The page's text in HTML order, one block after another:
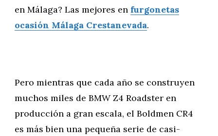
en Málaga? Las mejores en furgonetas
ocasión Málaga Crestanevada.
Pero mientras que cada año se construyen
muchos miles de BMW Z4 Roadster en
producción a gran escala, el Boldmen CR4
es más bien una pequeña serie de casi-